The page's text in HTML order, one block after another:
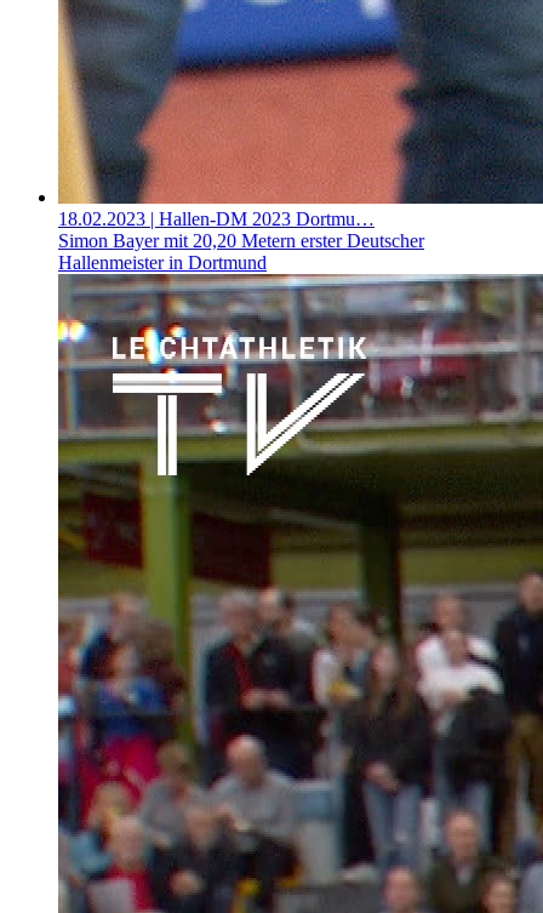
18.02.2023 | Hallen-DM 2023 Dortmu…
Simon Bayer mit 20,20 Metern erster Deutscher
Hallenmeister in Dortmund